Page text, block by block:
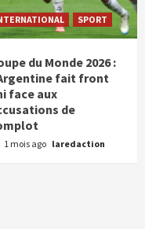
SPORT
du Monde 2026 :
fait front
face aux
de
1 mois ago laredaction